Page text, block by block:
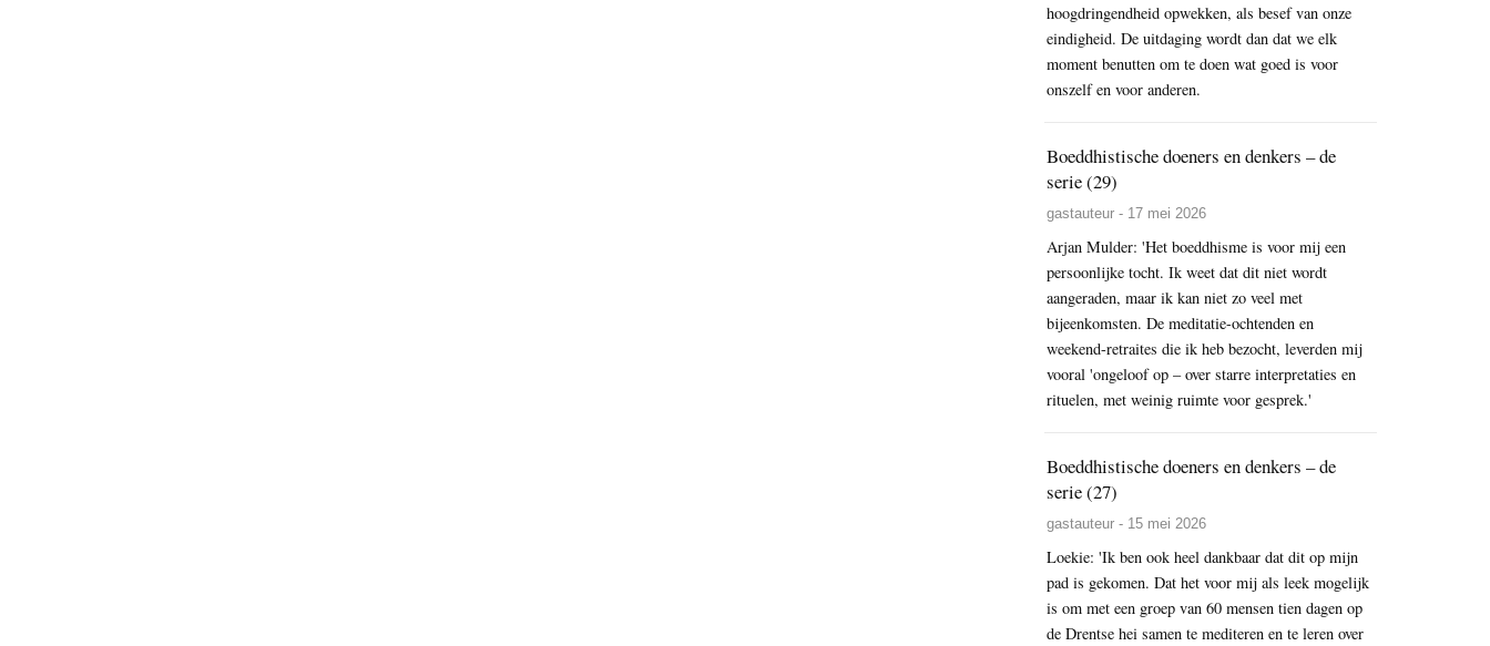
hoogdringendheid opwekken, als besef van onze
eindigheid. De uitdaging wordt dan dat we elk
moment benutten om te doen wat goed is voor
onszelf en voor anderen.
Boeddhistische doeners en denkers – de
serie (29)
gastauteur - 17 mei 2026
Arjan Mulder: 'Het boeddhisme is voor mij een
persoonlijke tocht. Ik weet dat dit niet wordt
aangeraden, maar ik kan niet zo veel met
bijeenkomsten. De meditatie-ochtenden en
weekend-retraites die ik heb bezocht, leverden mij
vooral 'ongeloof op – over starre interpretaties en
rituelen, met weinig ruimte voor gesprek.'
Boeddhistische doeners en denkers – de
serie (27)
gastauteur - 15 mei 2026
Loekie: 'Ik ben ook heel dankbaar dat dit op mijn
pad is gekomen. Dat het voor mij als leek mogelijk
is om met een groep van 60 mensen tien dagen op
de Drentse hei samen te mediteren en te leren over